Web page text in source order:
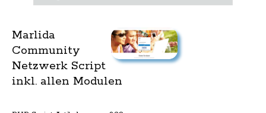
Marlida
Community
Netzwerk Script
inkl. allen Modulen